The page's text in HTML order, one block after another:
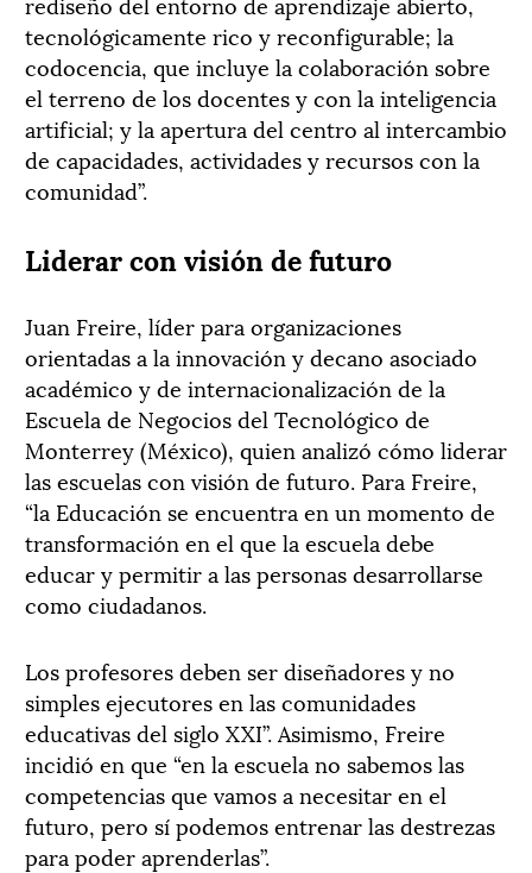
tecnológicamente rico y reconfigurable; la
codocencia, que incluye la colaboración sobre
el terreno de los docentes y con la inteligencia
artificial; y la apertura del centro al intercambio
de capacidades, actividades y recursos con la
comunidad”.
Liderar con visión de futuro
Juan Freire, líder para organizaciones
orientadas a la innovación y decano asociado
académico y de internacionalización de la
Escuela de Negocios del Tecnológico de
Monterrey (México), quien analizó cómo liderar
las escuelas con visión de futuro. Para Freire,
“la Educación se encuentra en un momento de
transformación en el que la escuela debe
educar y permitir a las personas desarrollarse
como ciudadanos.
Los profesores deben ser diseñadores y no
simples ejecutores en las comunidades
educativas del siglo XXI”. Asimismo, Freire
incidió en que “en la escuela no sabemos las
competencias que vamos a necesitar en el
futuro, pero sí podemos entrenar las destrezas
para poder aprenderlas”.